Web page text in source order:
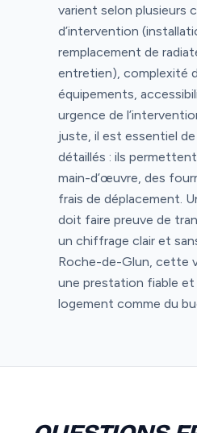
varient selon plusieurs
d’intervention
remplacement de
entretien), complexité
équipements,
urgence de
juste, il est essentiel
détaillés : ils
main-d’œuvre, des
frais de déplacement.
doit faire preuve de
un chiffrage clair et
Roche-de-Glun, cette
une prestation fiable et
logement comme du